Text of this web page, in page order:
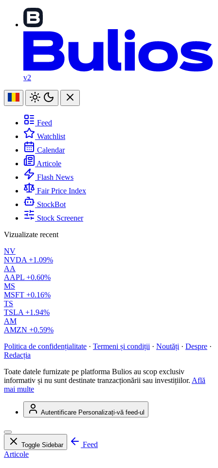
v2
Feed
Watchlist
Calendar
Articole
Flash News
Fair Price Index
StockBot
Stock Screener
Vizualizate recent
NV
NVDA +1.09%
AA
AAPL +0.60%
MS
MSFT +0.16%
TS
TSLA +1.94%
AM
AMZN +0.59%
Politica de confidențialitate · Termeni și condiții · Noutăți · Despre ·
Redacția
Toate datele furnizate pe platforma Bulios au scop exclusiv
informativ și nu sunt destinate tranzacționării sau investițiilor. Află
mai multe
Autentificare Personalizați-vă feed-ul
Toggle Sidebar
Feed
Articole